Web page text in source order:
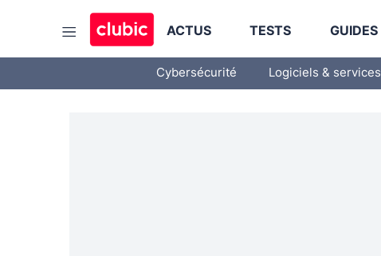
ACTUS TESTS GUIDES
Cybersécurité Logiciels & services